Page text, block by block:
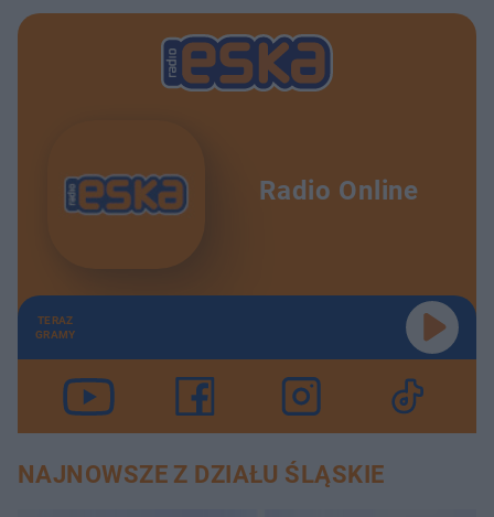
Radio Online
TERAZ
GRAMY
NAJNOWSZE Z DZIAŁU ŚLĄSKIE